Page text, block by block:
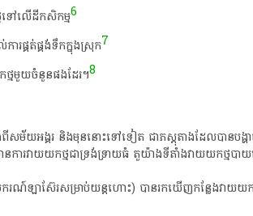
ទៅលើ​ដី​កសិកម្ម6
រ​ផ្គត់​ផ្គង់​ទឹក​ក្នុង​ស្រុក7
ថ្ម​មួយ​ចំនួនផងដែរ​។8
ម័យ​អង្គរ​ និង​មុននោះទៅទៀត ​​ជាភស្តុតាង​ដែលបាន​បង្ហ
រវាយយកថ្មជាទ្រង់ទ្រាយធំ​​ តួយ៉ាងទីតាំងវាយយក​ថ្ម​បា
រណ៍​ឡាស៊ែរ​សម្រាប់យន្តហោះ​​) បាន​រកឃើញកន្លែង​វាយ